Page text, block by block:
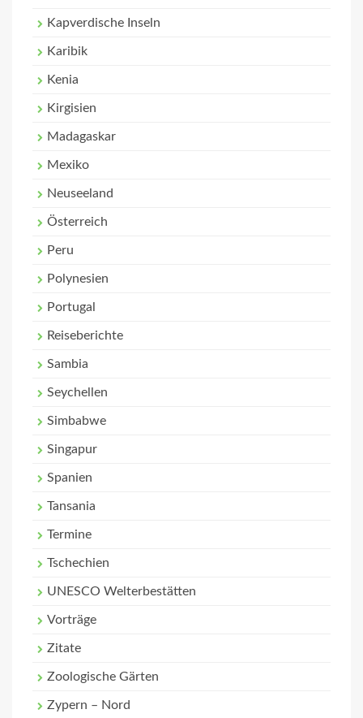
Kapverdische Inseln
Karibik
Kenia
Kirgisien
Madagaskar
Mexiko
Neuseeland
Österreich
Peru
Polynesien
Portugal
Reiseberichte
Sambia
Seychellen
Simbabwe
Singapur
Spanien
Tansania
Termine
Tschechien
UNESCO Welterbestätten
Vorträge
Zitate
Zoologische Gärten
Zypern – Nord